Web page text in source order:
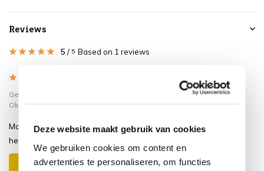
Deze website maakt gebruik van cookies
We gebruiken cookies om content en
advertenties te personaliseren, om functies
Reviews
5 / 5 Based on 1 reviews
Gepost door:
Oktober 2020
Mooie tuinset, de stoeljes zitten
heerlijk.
Schrijf je eigen review